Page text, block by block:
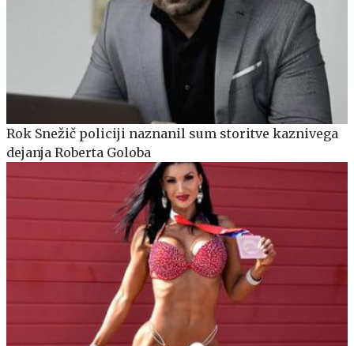
Rok Snežič policiji naznanil sum storitve kaznivega
dejanja Roberta Goloba